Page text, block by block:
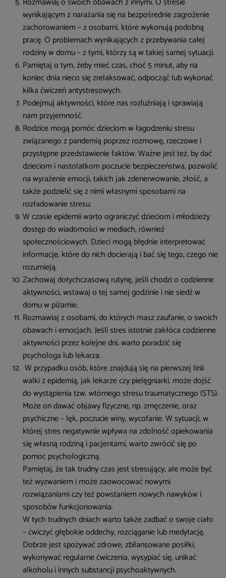
wynikającym z narażania się na bezpośrednie zagrożenie
zachorowaniem – z osobami, które wykonują podobną
pracę. O problemach wynikających z przebywania całej
rodziny w domu – z tymi, którzy są w takiej samej sytuacji.
Pamiętaj o tym, żeby mieć czas, choć 5 minut, aby na
koniec dnia nieco się zrelaksować, odpocząć lub wykonać
kilka ćwiczeń antystresowych.
Podejmuj aktywności, które nas rozluźniają i sprawiają
nam przyjemność.
Rodzice mogą pomóc dzieciom w łagodzeniu stresu
związanego z pandemią poprzez rozmowę, rzeczowe i
przystępne przedstawienie faktów. Ważne jest też, by dać
dzieciom i nastolatkom poczucie bezpieczeństwa, pozwolić
na wyrażenie emocji, takich jak zdenerwowanie, złość, a
także podzielić się z nimi własnymi sposobami na
rozładowanie stresu.
W czasie epidemii warto ograniczyć dzieciom i młodzieży
dostęp do wiadomości w mediach, również
społecznościowych. Dzieci mogą błędnie interpretować
informacje, które do nich docierają i bać się tego, czego nie
rozumieją.
Zachowaj dotychczasową rutynę, jeśli chodzi o codzienne
aktywności, wstawaj o tej samej godzinie i nie siedź w
domu w piżamie.
Rozmawiaj z osobami, do których masz zaufanie, o swoich
obawach i emocjach. Jeśli stres istotnie zakłóca codzienne
aktywności przez kolejne dni, warto poradzić się
psychologa lub lekarza.
W przypadku osób, które znajdują się na pierwszej linii
walki z epidemią, jak lekarze czy pielęgniarki, może dojść
do wystąpienia tzw. wtórnego stresu traumatycznego (STS).
Może on dawać objawy fizyczne, np. zmęczenie, oraz
psychiczne – lęk, poczucie winy, wycofanie. W sytuacji, w
której stres negatywnie wpływa na zdolność opiekowania
się własną rodziną i pacjentami, warto zwrócić się po
pomoc psychologiczną.
Pamiętaj, że tak trudny czas jest stresujący, ale może być
też wyzwaniem i może zaowocować nowymi
rozwiązaniami czy też powstaniem nowych nawyków i
sposobów funkcjonowania.
W tych trudnych dniach warto także zadbać o swoje ciało
– ćwiczyć głębokie oddechy, rozciąganie lub medytację.
Dobrze jest spożywać zdrowe, zbilansowane posiłki,
wykonywać regularne ćwiczenia, wysypiać się, unikać
alkoholu i innych substancji psychoaktywnych.